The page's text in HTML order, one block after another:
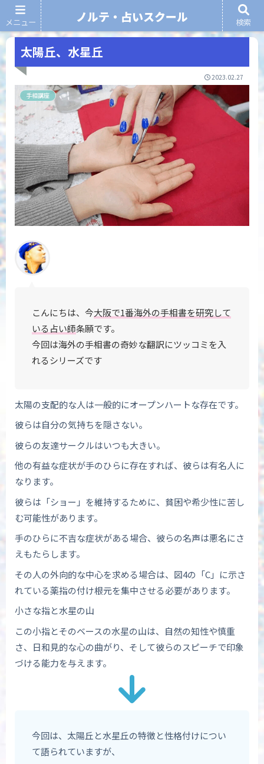
ノルテ・占いスクール
太陽丘、水星丘
2023.02.27
手相講座
こんにちは、今大阪で1番海外の手相書を研究して
いる占い師条願です。
今回は海外の手相書の奇妙な翻訳にツッコミを入
れるシリーズです
太陽の支配的な人は一般的にオープンハートな存在です。
彼らは自分の気持ちを隠さない。
彼らの友達サークルはいつも大きい。
他の有益な症状が手のひらに存在すれば、彼らは有名人に
なります。
彼らは「ショー」を維持するために、貧困や希少性に苦し
む可能性があります。
手のひらに不吉な症状がある場合、彼らの名声は悪名にさ
えもたらします。
その人の外向的な中心を求める場合は、図4の「C」に示さ
れている薬指の付け根元を集中させる必要があります。
小さな指と水星の山
この小指とそのベースの水星の山は、自然の知性や慎重
さ、日和見的な心の曲がり、そして彼らのスピーチで印象
づける能力を与えます。
今回は、太陽丘と水星丘の特徴と性格付けについ
て語られていますが、
メニュー ノルテ・占いスクール 検索